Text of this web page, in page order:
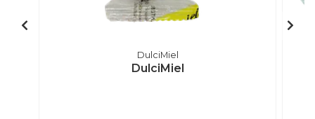
DulciMiel
DulciMiel